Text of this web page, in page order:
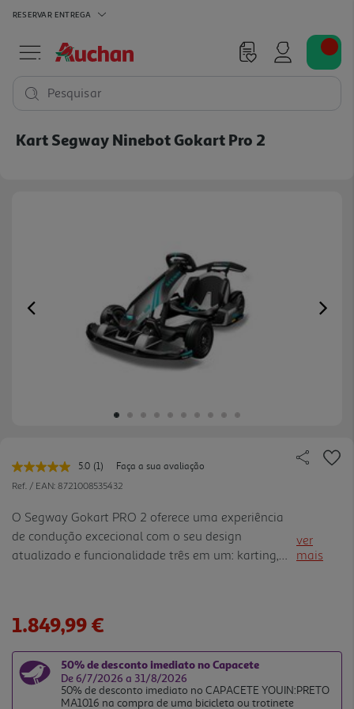
RESERVAR ENTREGA
Pesquisar
Kart Segway Ninebot Gokart Pro 2
Previous
5.0 Leu
uma
Link
para
a
mesma
página.
(1)
Faça a sua avaliação
Ref. / EAN: 8721008535432
O Segway Gokart PRO 2 oferece uma experiência
de condução excecional com o seu design
atualizado e funcionalidade três em um: karting,
elétrico de 4800W, o Gokart PRO 2 tem uma
capacidade de subida até 26,8%. A aceleração de
1,02 G ajuda-o a atingir a velocidade máxima num
piscar de olhos. O Sistema Assistente de Drifting
ver
mais
1.849,99 €
50% de desconto imediato no Capacete
De 6/7/2026 a 31/8/2026
50% de desconto imediato no CAPACETE YOUIN:PRETO
MA1016 na compra de uma bicicleta ou trotinete